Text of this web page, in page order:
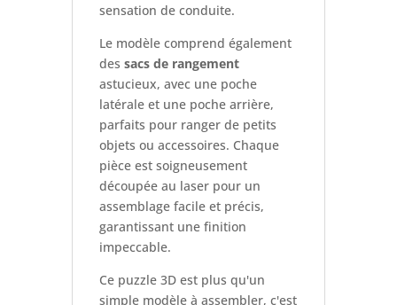
sensation de conduite.
Le modèle comprend également
des sacs de rangement
astucieux, avec une poche
latérale et une poche arrière,
parfaits pour ranger de petits
objets ou accessoires. Chaque
pièce est soigneusement
découpée au laser pour un
assemblage facile et précis,
garantissant une finition
impeccable.
Ce puzzle 3D est plus qu'un
simple modèle à assembler, c'est